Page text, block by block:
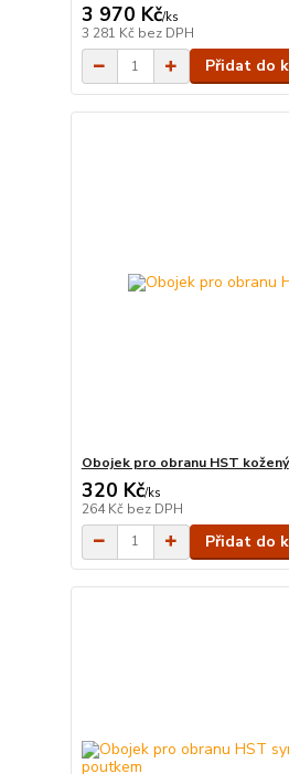
3 970 Kč/ks
3 281 Kč bez DPH
Přidat do
Obojek pro obranu HST kožený
320 Kč/ks
264 Kč bez DPH
Přidat do